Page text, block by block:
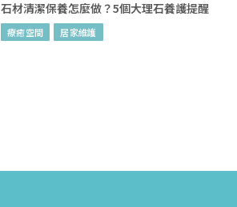
石材清潔保養怎麼做？5個大理石養護提醒
療癒空間 居家維護